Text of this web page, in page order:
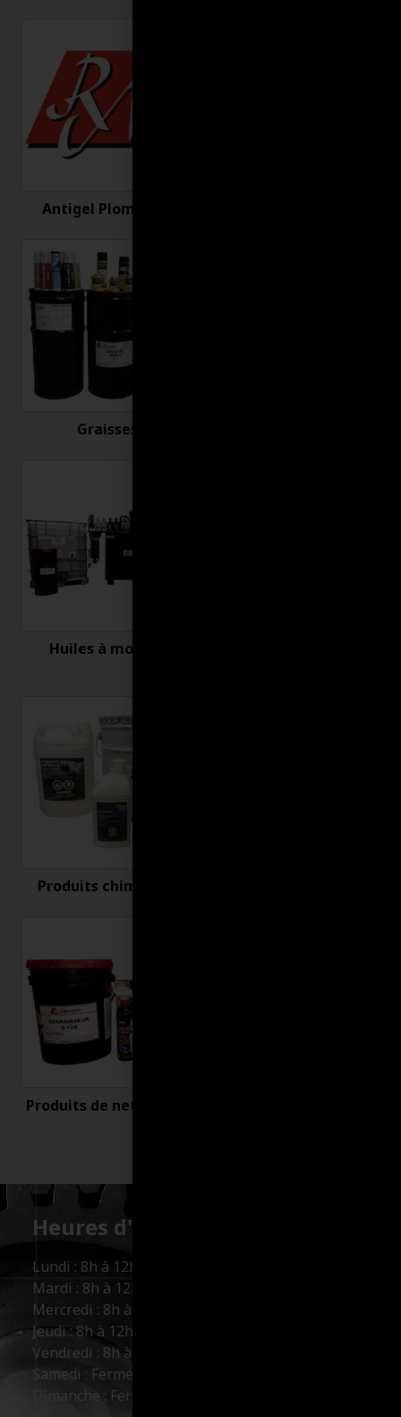
Antigel Plomberie
Graisses
Huiles à moteur
Produits chimiques
Produits de nettoyage
Heures d'ouverture :
Lundi : 8h à 12h et 13h à 17h
Mardi : 8h à 12h et 13h à 17h
Mercredi : 8h à 12h et 13h à 17h
Jeudi : 8h à 12h et 13h à 17h
Vendredi : 8h à 12h et 13h à 16h
Samedi : Fermé
Dimanche : Fermé